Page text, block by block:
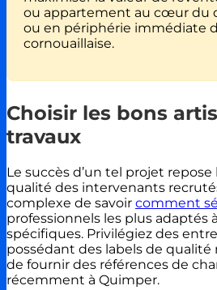
ou appartement au cœur du
ou en périphérie immédiate
cornouaillaise.
Choisir les bons
travaux
Le succès d’un tel projet
qualité des intervenants
complexe de savoir comment
professionnels les plus adaptés
spécifiques. Privilégiez des
possédant des labels de
de fournir des références de
récemment à Quimper.